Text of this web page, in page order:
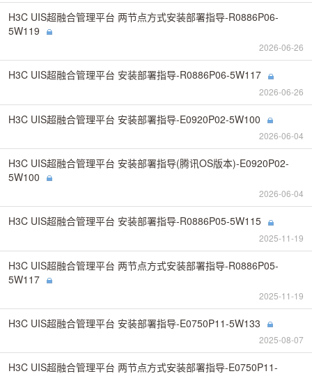
H3C UIS超融合管理平台 两节点方式安装部署指导-R0886P06-
5W119
2026-06-26
H3C UIS超融合管理平台 安装部署指导-R0886P06-5W117
2026-06-26
H3C UIS超融合管理平台 安装部署指导-E0920P02-5W100
2026-06-04
H3C UIS超融合管理平台 安装部署指导(腾讯OS版本)-E0920P02-
5W100
2026-06-04
H3C UIS超融合管理平台 安装部署指导-R0886P05-5W115
2025-11-19
H3C UIS超融合管理平台 两节点方式安装部署指导-R0886P05-
5W117
2025-11-19
H3C UIS超融合管理平台 安装部署指导-E0750P11-5W133
2025-08-07
H3C UIS超融合管理平台 两节点方式安装部署指导-E0750P11-